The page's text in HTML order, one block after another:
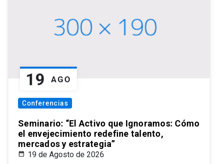
19 AGO
Conferencias
Seminario: “El Activo que Ignoramos: Cómo
el envejecimiento redefine talento,
mercados y estrategia”
19 de Agosto de 2026